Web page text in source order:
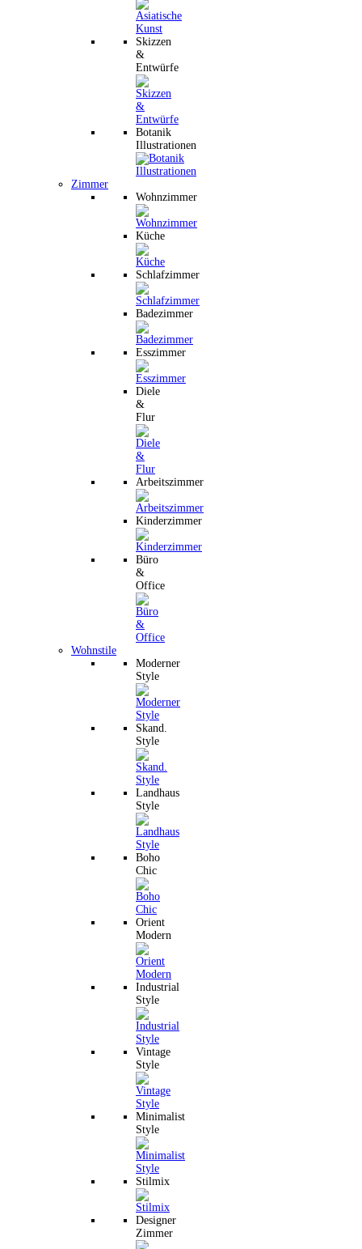
Skizzen
&
Entwürfe
Botanik
Illustrationen
Zimmer
Wohnzimmer
Küche
Schlafzimmer
Badezimmer
Esszimmer
Diele
&
Flur
Arbeitszimmer
Kinderzimmer
Büro
&
Office
Wohnstile
Moderner
Style
Skand.
Style
Landhaus
Style
Boho
Chic
Orient
Modern
Industrial
Style
Vintage
Style
Minimalist
Style
Stilmix
Designer
Zimmer